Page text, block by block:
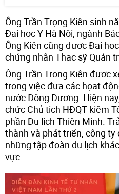
Ông Trần Trọng Kiên sinh
Đại học Y Hà Nội, ngành
Ông Kiên cũng được Đại
chứng nhận Thạc sỹ Quản
Ông Trần Trọng Kiên được
trong việc đưa các họat
nước Đông Dương. Hiện
chức Chủ tịch HĐQT kiêm
phần Du lịch Thiên Minh.
thành và phát triển, công
những tập đoàn du lịch
vực.